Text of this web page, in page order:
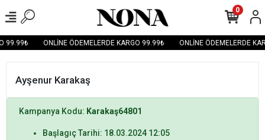
99.99₺ ONLİNE ÖDEMELERDE KARGO 99.99₺ ONLİNE ÖDEMELERDE
0
Ayşenur Karakaş
Kampanya Kodu: Karakaş64801
Başlagıç Tarihi: 18.03.2024 12:05